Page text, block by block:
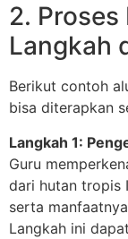
2.
Langkah
Berikut contoh
bisa diterapkan
Langkah 1:
Guru
dari hutan tropis
serta
Langkah ini